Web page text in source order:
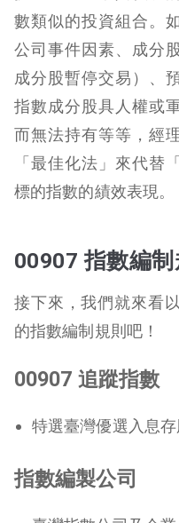
數類似的投資組合。
公司事件因素、成分
成分股暫停交易）、
指數成分股具人權或
而無法持有等等，經
「最佳化法」來代替
標的指數的績效表現。
00907 指數編制
接下來，我們就來看
的指數編制規則吧！
00907 追蹤指數
特選臺灣優選入息
指數編製公司